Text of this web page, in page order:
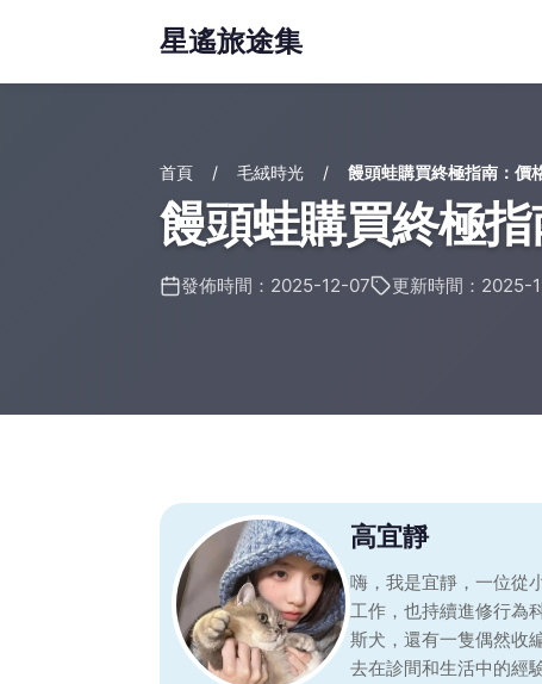
星遙旅途集
首頁 毛絨時光 饅頭蛙購買終極指南：價
饅頭蛙購買終極
發佈時間：2025-12-07 更新時間：2025-
高宜靜
嗨，我是宜靜，一位從
工作，也持續進修行為
斯犬，還有一隻偶然收
去在診間和生活中的經